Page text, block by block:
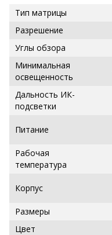
Тип матрицы
Разрешение
Углы обзора
Минимальная
освещенность
Дальность ИК-
подсветки
Питание
Рабочая
температура
Корпус
Размеры
Цвет